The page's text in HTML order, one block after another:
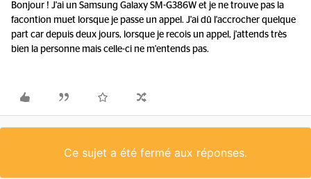
Bonjour ! J'ai un Samsung Galaxy SM-G386W et je ne trouve pas la
facontion muet lorsque je passe un appel. J'ai dû l'accrocher quelque
part car depuis deux jours, lorsque je recois un appel, j'attends très
bien la personne mais celle-ci ne m'entends pas.
Ce sujet a été fermé aux réponses.